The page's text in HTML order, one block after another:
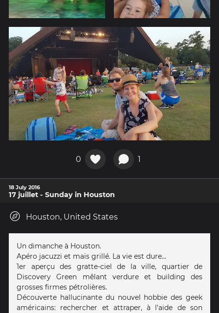
0 1
18 July 2016
17 juillet - Sunday in Houston
Houston, United States
Un dimanche à Houston.
Apéro jacuzzi et maïs grillé. La vie est dure...
1er aperçu des gratte-ciel de la ville, quartier de
Discovery Green mêlant verdure et building des
grosses firmes pétrolières.
Découverte hallucinante du nouvel hobbie des geek
américains: rechercher et attraper, à l'aide de son